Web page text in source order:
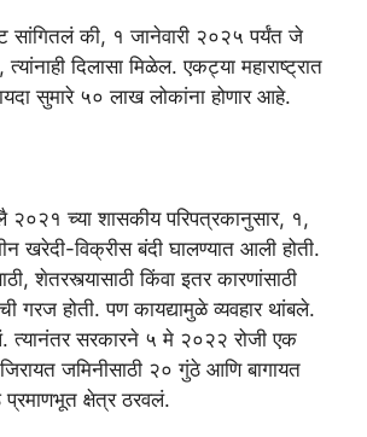
सांगितलं की, १ जानेवारी २०२५ पर्यंत जे
दिलासा मिळेल. एकट्या महाराष्ट्रात
सुमारे ५० लाख लोकांना होणार आहे.
२०२१ च्या शासकीय परिपत्रकानुसार, १,
खरेदी-विक्रीस बंदी घालण्यात आली होती.
शेतरस्त्यासाठी किंवा इतर कारणांसाठी
गरज होती. पण कायद्यामुळे व्यवहार थांबले.
त्यानंतर सरकारने ५ मे २०२२ रोजी एक
जमिनीसाठी २० गुंठे आणि बागायत
क्षेत्र ठरवलं.